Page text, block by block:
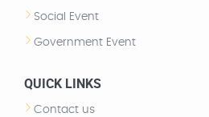
Social Event
Government Event
QUICK LINKS
Contact us